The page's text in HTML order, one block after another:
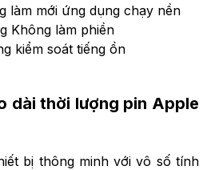
làm mới ứng dụng chạy nền
Không làm phiền
kiểm soát tiếng ồn
dài thời lượng pin Apple
bị thông minh với vô số tính